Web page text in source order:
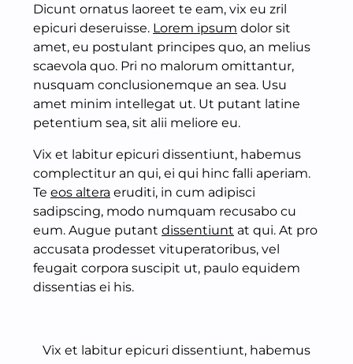
Dicunt ornatus laoreet te eam, vix eu zril
epicuri deseruisse. Lorem ipsum dolor sit
amet, eu postulant principes quo, an melius
scaevola quo. Pri no malorum omittantur,
nusquam conclusionemque an sea. Usu
amet minim intellegat ut. Ut putant latine
petentium sea, sit alii meliore eu.
Vix et labitur epicuri dissentiunt, habemus
complectitur an qui, ei qui hinc falli aperiam.
Te eos altera eruditi, in cum adipisci
sadipscing, modo numquam recusabo cu
eum. Augue putant dissentiunt at qui. At pro
accusata prodesset vituperatoribus, vel
feugait corpora suscipit ut, paulo equidem
dissentias ei his.
Vix et labitur epicuri dissentiunt, habemus